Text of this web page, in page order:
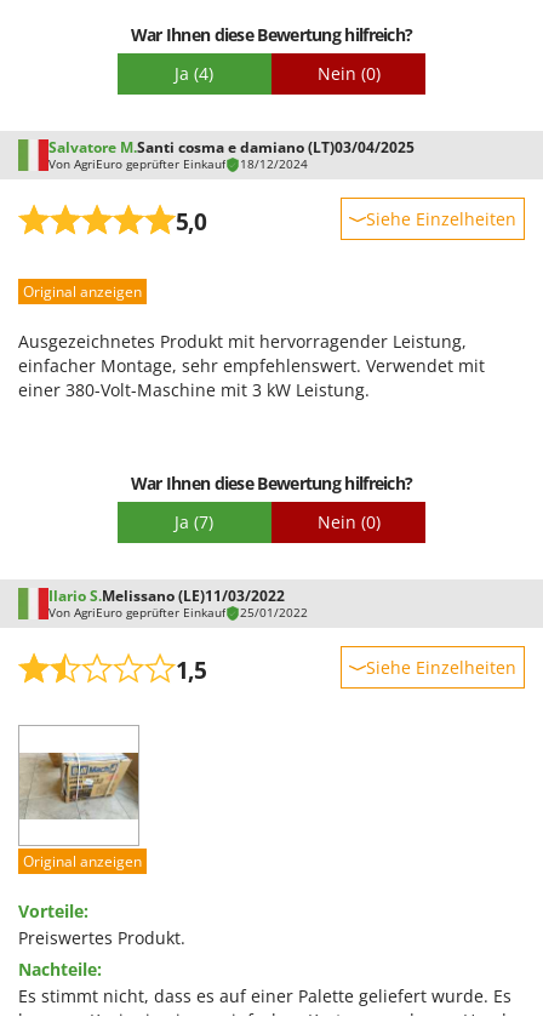
War Ihnen diese Bewertung hilfreich?
Ja (4) Nein (0)
Salvatore M.Santi cosma e damiano (LT)03/04/2025
Von AgriEuro geprüfter Einkauf 18/12/2024
5,0 Siehe Einzelheiten
Leistung
Qualität / Preis
Schwierigkeitsgrad Zusammenbau
Original anzeigen
Ausgezeichnetes Produkt mit hervorragender Leistung,
einfacher Montage, sehr empfehlenswert. Verwendet mit
einer 380-Volt-Maschine mit 3 kW Leistung.
War Ihnen diese Bewertung hilfreich?
Ja (7) Nein (0)
Ilario S.Melissano (LE)11/03/2022
Von AgriEuro geprüfter Einkauf 25/01/2022
1,5 Siehe Einzelheiten
Benutzerfreundlichkeit
Qualität / Preis
Schwierigkeitsgrad Zusammenbau
Original anzeigen
Vorteile:
Preiswertes Produkt.
Nachteile:
Es stimmt nicht, dass es auf einer Palette geliefert wurde. Es
kam per Kurier in einem einfachen Karton, wurde von Hand